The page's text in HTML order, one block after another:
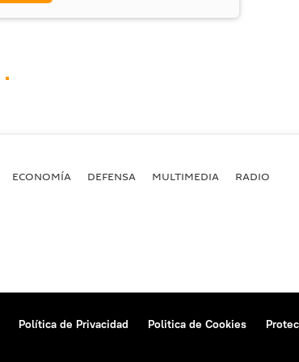
ECONOMÍA DEFENSA MULTIMEDIA RADIO
Política de Privacidad Politica de Cookies